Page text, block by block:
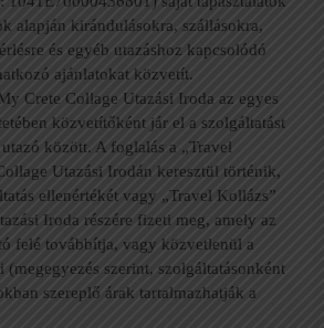
alapján kirándulásokra, szállásokra,
és egyéb utazáshoz kapcsolódó
ajánlatokat közvetít.
Crete Collage Utazási Iroda az egyes
közvetítőként jár el a szolgáltatást
között. A foglalás a „Travel
Utazási Irodán keresztül történik,
ellenértékét vagy „Travel Kollázs”
Iroda részére fizeti meg, amely az
felé továbbítja, vagy közvetlenül a
szerint, szolgáltatásonként
szereplő árak tartalmazhatják a